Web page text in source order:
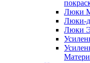
Люки
Люки-
Люки